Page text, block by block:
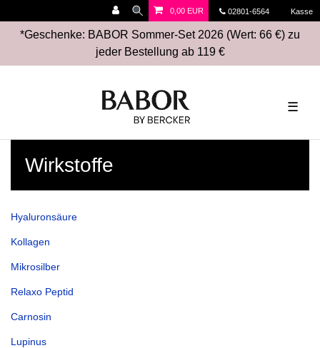
02801-6564 Kasse
0,00 EUR
*Geschenke: BABOR Sommer-Set 2026 (Wert: 66 €) zu
jeder Bestellung ab 119 €
☰
Wirkstoffe
Hyaluronsäure
Kollagen
Mikrosilber
Relaxo Peptid
Carnosin
Lupinus